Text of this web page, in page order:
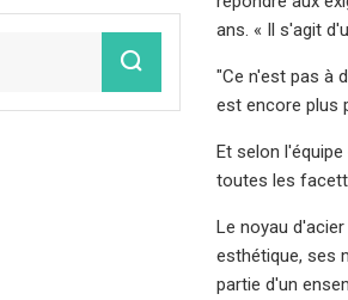
ans. « Il s'agit
"Ce n'est pas à
est encore plus
Et selon
toutes les
Le noyau
esthétique, ses
partie d'un